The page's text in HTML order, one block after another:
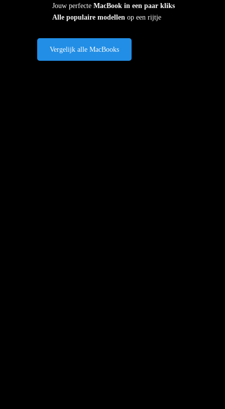
Jouw perfecte MacBook in een paar kliks
Alle populaire modellen op een rijtje
Vergelijk alle MacBooks